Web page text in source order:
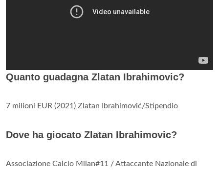
Quanto guadagna Zlatan Ibrahimovic?
7 milioni EUR (2021) Zlatan Ibrahimović/Stipendio
Dove ha giocato Zlatan Ibrahimovic?
Associazione Calcio Milan#11 / Attaccante Nazionale di